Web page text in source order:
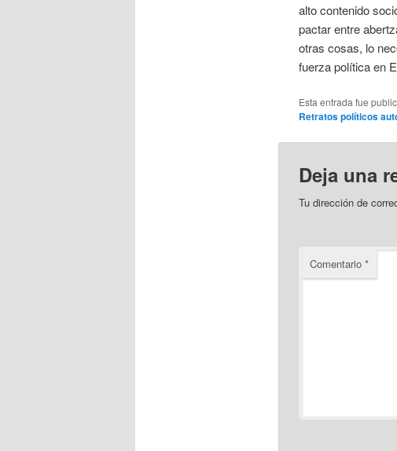
alto contenido
pactar entre
otras cosas, lo
fuerza política en
Esta entrada fue
Retratos políticos
Deja una
Tu dirección de
Comentario *